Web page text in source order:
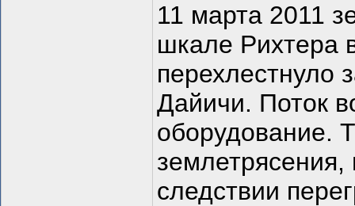
11 марта 2011
шкале Рихтера
Дайичи. Поток
оборудование.
следствии